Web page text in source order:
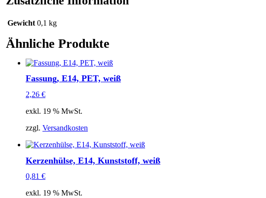
Gewicht 0,1 kg
Ähnliche Produkte
Fassung, E14, PET, weiß
2,26 €
exkl. 19 % MwSt.
zzgl. Versandkosten
Kerzenhülse, E14, Kunststoff, weiß
0,81 €
exkl. 19 % MwSt.